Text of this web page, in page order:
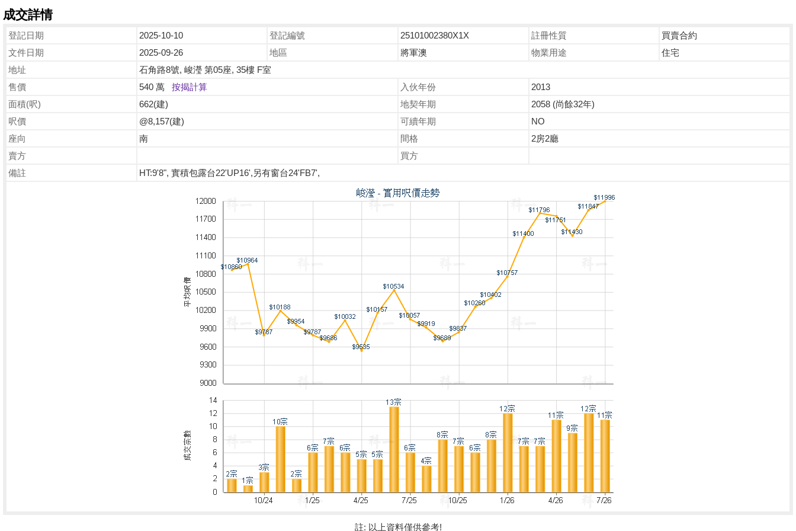
成交詳情
登記日期 2025-10-10 登記編號 25101002380X1X 註冊性質
買賣合約
文件日期
2025-09-26 地區 將軍澳 物業用途
住宅
地址
石角路8號, 峻瀅 第05座, 35樓 F室
售價
540 萬 按揭計算 入伙年份
2013
面積(呎)
662(建) 地契年期
2058 (尚餘32年)
呎價
@8,157(建) 可續年期
NO
座向
南 間格
2房2廳
賣方
買方
備註
HT:9'8", 實積包露台22'UP16',另有窗台24'FB7',
註: 以上資料僅供參考!